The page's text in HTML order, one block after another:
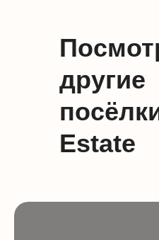
другие
Estate